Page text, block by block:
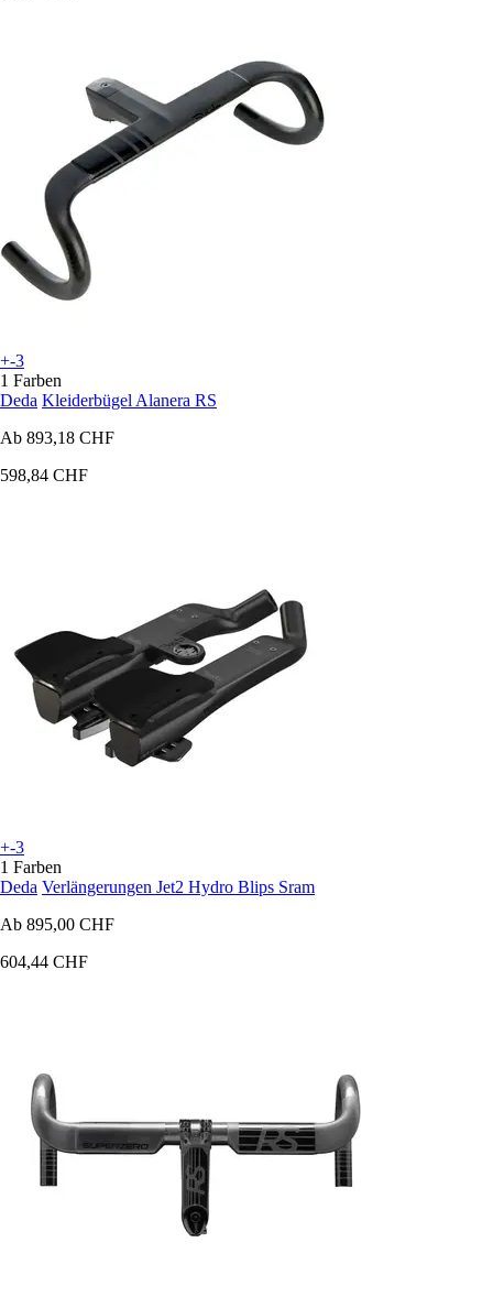
+-3
1 Farben
Deda Kleiderbügel Alanera RS
Ab 893,18 CHF
598,84 CHF
+-3
1 Farben
Deda Verlängerungen Jet2 Hydro Blips Sram
Ab 895,00 CHF
604,44 CHF